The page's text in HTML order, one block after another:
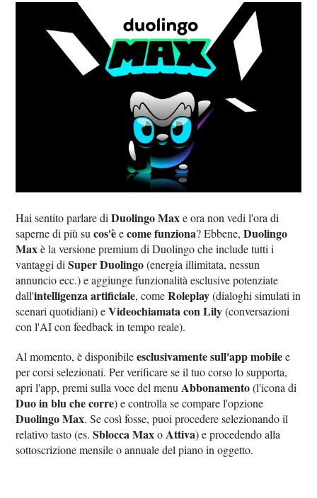
Hai sentito parlare diDuolingo Maxe ora non vedi l'ora di
saperne di più sucos'èecome funziona? Ebbene,Duolingo
Maxè la versione premium di Duolingo che include tutti i
vantaggi diSuper Duolingo(energia illimitata, nessun
annuncio ecc.) e aggiunge funzionalità esclusive potenziate
dall'intelligenza artificiale, comeRoleplay(dialoghi simulati in
scenari quotidiani) eVideochiamata con Lily(conversazioni
con l'AI con feedback in tempo reale).
Al momento, è disponibileesclusivamente sull'app mobilee
per corsi selezionati. Per verificare se il tuo corso lo supporta,
apri l'app, premi sulla voce del menu Abbonamento(l'icona di
Duo in blu che corre) e controlla se compare l'opzione
Duolingo Max. Se così fosse, puoi procedere selezionando il
relativo tasto (es.Sblocca Maxo Attiva) e procedendo alla
sottoscrizione mensile o annuale del piano in oggetto.